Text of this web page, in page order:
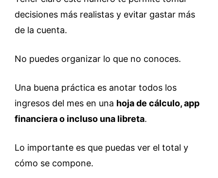
decisiones más realistas y evitar gastar más
de la cuenta.
No puedes organizar lo que no conoces.
Una buena práctica es anotar todos los
ingresos del mes en una hoja de cálculo, app
financiera o incluso una libreta.
Lo importante es que puedas ver el total y
cómo se compone.